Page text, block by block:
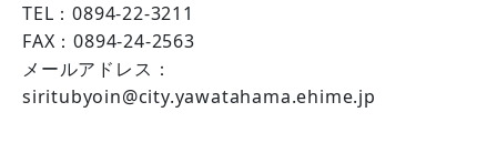
TEL：0894-22-3211
FAX：0894-24-2563
メールアドレス：
siritubyoin@city.yawatahama.ehime.jp